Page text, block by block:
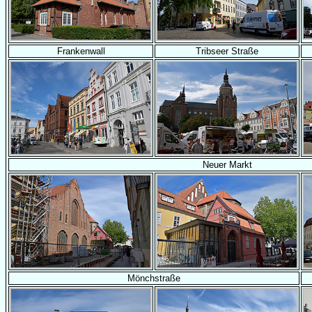
Frankenwall Tribseer Straße
Neuer Markt
Mönchstraße